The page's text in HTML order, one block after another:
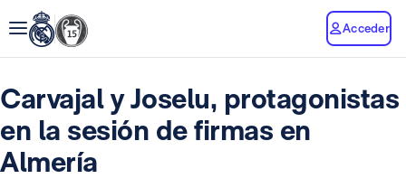
Acceder
Carvajal y Joselu, protagonistas
en la sesión de firmas en
Almería